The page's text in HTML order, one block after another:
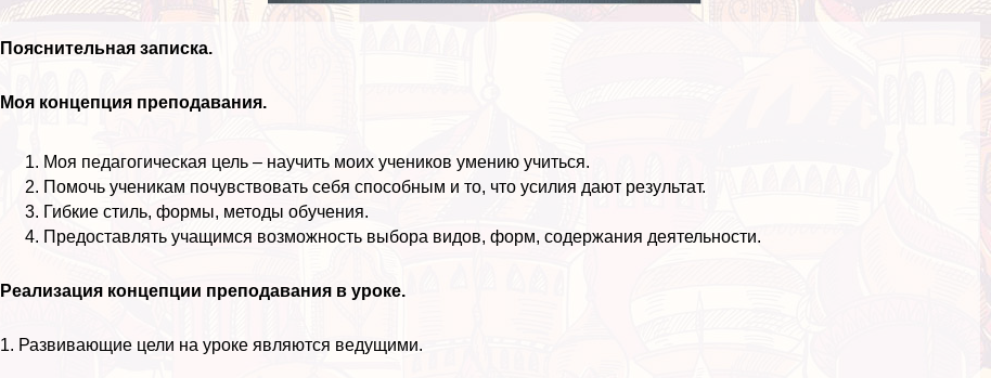
Пояснительная записка.
Моя концепция преподавания.
Моя педагогическая цель – научить моих учеников умению учиться.
Помочь ученикам почувствовать себя способным и то, что усилия дают результат.
Гибкие стиль, формы, методы обучения.
Предоставлять учащимся возможность выбора видов, форм, содержания деятельности.
Реализация концепции преподавания в уроке.
1. Развивающие цели на уроке являются ведущими.